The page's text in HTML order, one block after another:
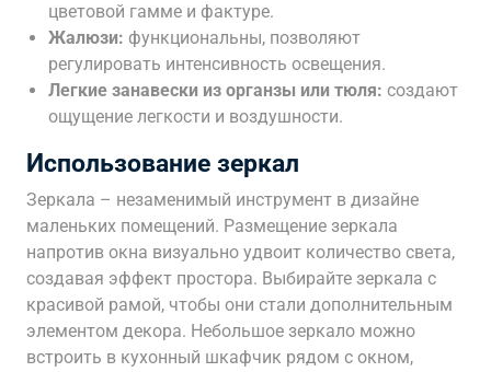
цветовой гамме и фактуре.
Жалюзи: функциональны, позволяют
регулировать интенсивность освещения.
Легкие занавески из органзы или тюля: создают
ощущение легкости и воздушности.
Использование зеркал
Зеркала – незаменимый инструмент в дизайне
маленьких помещений. Размещение зеркала
напротив окна визуально удвоит количество света,
создавая эффект простора. Выбирайте зеркала с
красивой рамой, чтобы они стали дополнительным
элементом декора. Небольшое зеркало можно
встроить в кухонный шкафчик рядом с окном,